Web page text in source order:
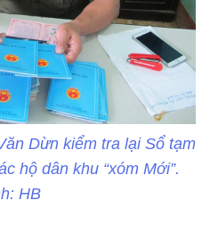
Dừn kiểm tra lại Sổ tạm
hộ dân khu “xóm Mới”.
HB